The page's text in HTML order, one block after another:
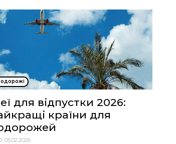
​​для відпустки 2026:
країни для
05.02.2026